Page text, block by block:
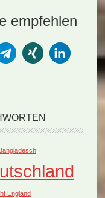
empfehlen
England